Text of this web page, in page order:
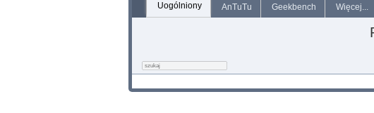
Uogólniony AnTuTu Geekbench Więcej...